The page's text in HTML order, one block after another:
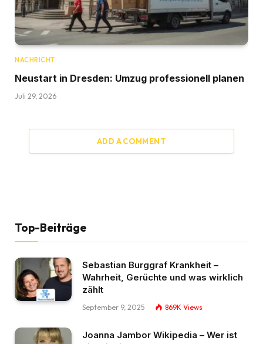
NACHRICHT
Neustart in Dresden: Umzug professionell planen
Juli 29, 2026
ADD A COMMENT
Top-Beiträge
Sebastian Burggraf Krankheit –
Wahrheit, Gerüchte und was wirklich
zählt
September 9, 2025 869K Views
Joanna Jambor Wikipedia – Wer ist